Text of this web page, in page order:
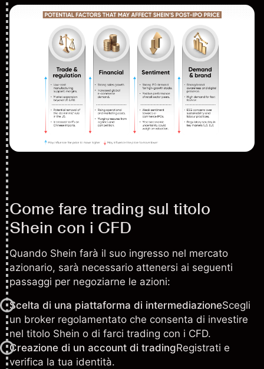
Come fare trading sul titolo
Shein con i CFD
Quando Shein farà il suo ingresso nel mercato
azionario, sarà necessario attenersi ai seguenti
passaggi per negoziarne le azioni:
Scelta di una piattaforma di intermediazioneScegli
un broker regolamentato che consenta di investire
nel titolo Shein o di farci trading con i CFD.
Creazione di un account di tradingRegistrati e
verifica la tua identità.